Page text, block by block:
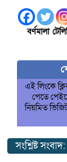
বর্ণমালা
এই লিংকে
পেতে
নিয়মিত
সংশ্লিষ্ট সংবাদ: